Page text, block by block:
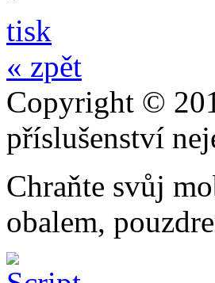
tisk
« zpět
Copyright ©
příslušenství
Chraňte svůj
obalem,